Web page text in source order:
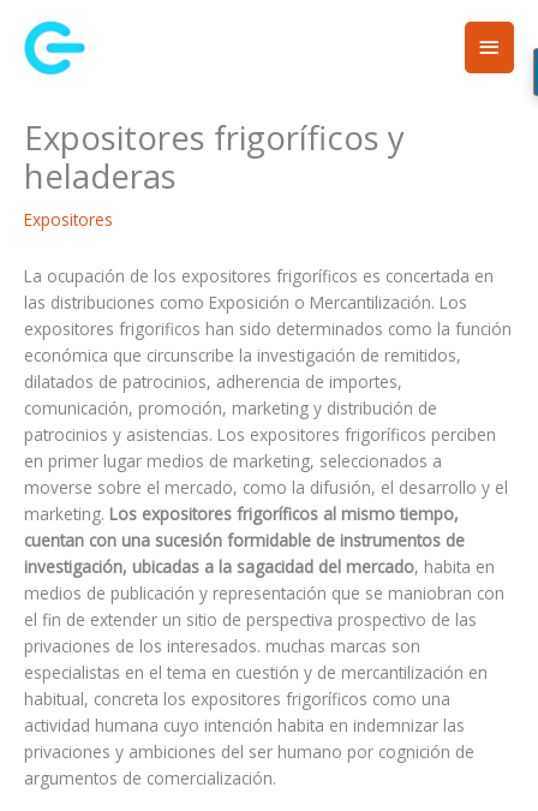
contenido
Expositores frigoríficos y
heladeras
Expositores
La ocupación de los expositores frigoríficos es concertada en
las distribuciones como Exposición o Mercantilización. Los
expositores frigorificos han sido determinados como la función
económica que circunscribe la investigación de remitidos,
dilatados de patrocinios, adherencia de importes,
comunicación, promoción, marketing y distribución de
patrocinios y asistencias. Los expositores frigoríficos perciben
en primer lugar medios de marketing, seleccionados a
moverse sobre el mercado, como la difusión, el desarrollo y el
marketing. Los expositores frigoríficos al mismo tiempo,
cuentan con una sucesión formidable de instrumentos de
investigación, ubicadas a la sagacidad del mercado, habita en
medios de publicación y representación que se maniobran con
el fin de extender un sitio de perspectiva prospectivo de las
privaciones de los interesados. muchas marcas son
especialistas en el tema en cuestión y de mercantilización en
habitual, concreta los expositores frigoríficos como una
actividad humana cuyo intención habita en indemnizar las
privaciones y ambiciones del ser humano por cognición de
argumentos de comercialización.